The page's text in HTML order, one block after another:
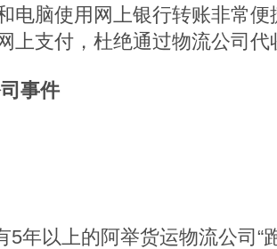
电脑使用网上银行转账非常
上支付，杜绝通过物流公司代
事件
5年以上的阿举货运物流公司“